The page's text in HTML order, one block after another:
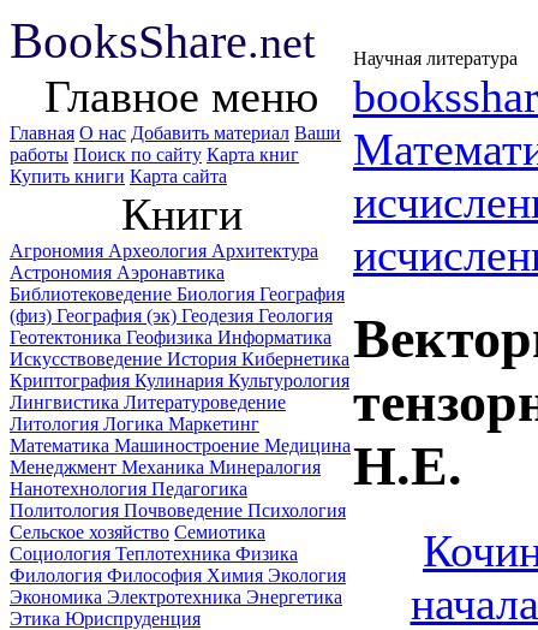
BooksShare.net Научная литература
Главное меню
Главная О нас Добавить материал Ваши
работы Поиск по сайту Карта книг
Купить книги Карта сайта
Книги
Агрономия Археология Архитектура
Астрономия Аэронавтика
Библиотековедение Биология География
(физ) География (эк) Геодезия Геология
Геотектоника Геофизика Информатика
Искусствоведение История Кибернетика
Криптография Кулинария Культурология
Лингвистика Литературоведение
Литология Логика Маркетинг
Математика Машиностроение Медицина
Менеджмент Механика Минералогия
Нанотехнология Педагогика
Политология Почвоведение Психология
Сельское хозяйство Семиотика
Социология Теплотехника Физика
Филология Философия Химия Экология
Экономика Электротехника Энергетика
Этика Юриспруденция
Н.Е.